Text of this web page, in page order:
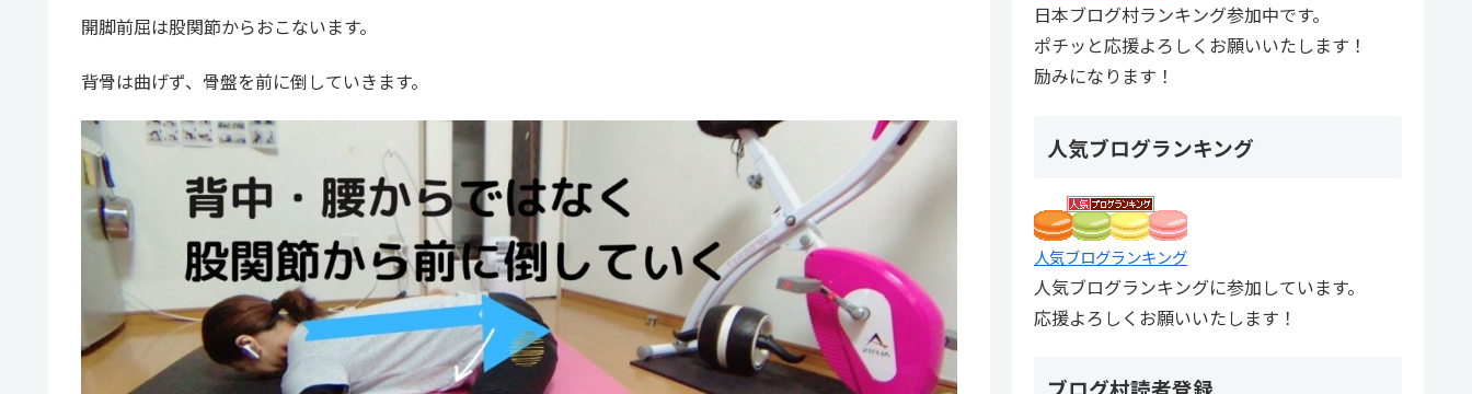
開脚前屈は股関節からおこないます。
背骨は曲げず、骨盤を前に倒していきます。
日本ブログ村ランキング参加中です。
ポチッと応援よろしくお願いいたします！
励みになります！
人気ブログランキング
人気ブログランキング
人気ブログランキングに参加しています。
応援よろしくお願いいたします！
ブログ村読者登録